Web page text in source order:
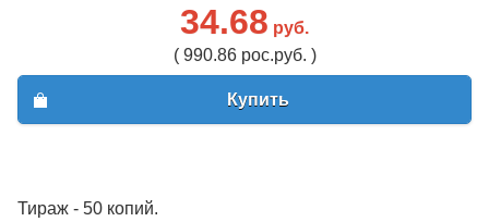
34.68 руб.
( 990.86 рос.руб. )
Купить
Тираж - 50 копий.